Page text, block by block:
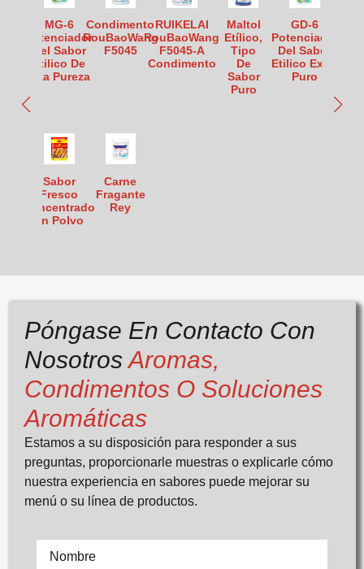
MG-6
Potenciador
Del Sabor
Etilico De
Alta Pureza
Condimento
RouBaoWang
F5045
RUIKELAI
RouBaoWang
F5045-A
Condimento
Maltol
Etílico,
Tipo
De
Sabor
Puro
GD-6
Potenciador
Del Sabor
Etilico Extra
Puro
Sabor
Fresco
Concentrado
En Polvo
Carne
Fragante
Rey
Póngase En Contacto Con
NosotrosAromas,
Condimentos O Soluciones
Aromáticas
Estamos a su disposición para responder a sus
preguntas, proporcionarle muestras o explicarle cómo
nuestra experiencia en sabores puede mejorar su
menú o su línea de productos.